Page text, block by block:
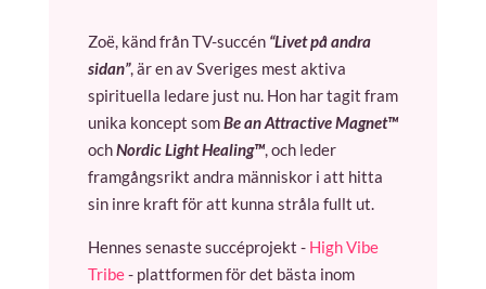
Zoë, känd från TV-succén“Livet på andra
sidan”, är en av Sveriges mest aktiva
spirituella ledare just nu. Hon har tagit fram
unika koncept somBe an Attractive Magnet™
ochNordic Light Healing™, och leder
framgångsrikt andra människor i att hitta
sin inre kraft för att kunna stråla fullt ut.
Hennes senaste succéprojekt - High Vibe
Tribe- plattformen för det bästa inom